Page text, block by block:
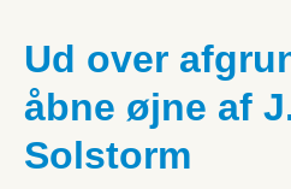
Ud over
åbne øjne af
Solstorm